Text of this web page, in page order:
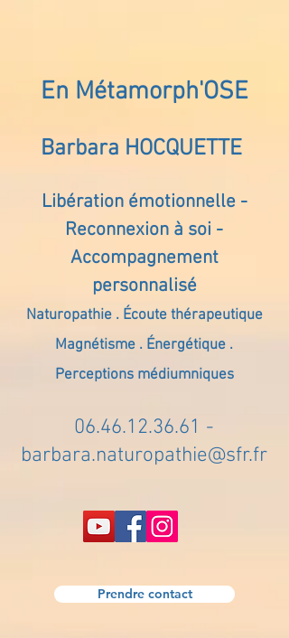
En Métamorph'OSE
Barbara HOCQUETTE
Libération émotionnelle -
Reconnexion à soi -
Accompagnement
personnalisé
Naturopathie . Écoute thérapeutique
Magnétisme . Énergétique .
Perceptions médiumniques
06.46.12.36.61 -
barbara.naturopathie@sfr.fr
Prendre contact